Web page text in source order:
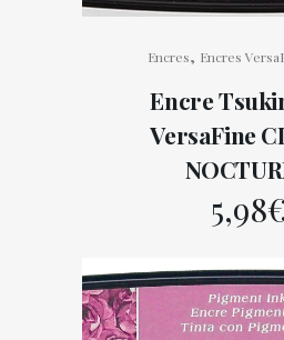
Encres, Encres
Encre
VersaFine
5,98€